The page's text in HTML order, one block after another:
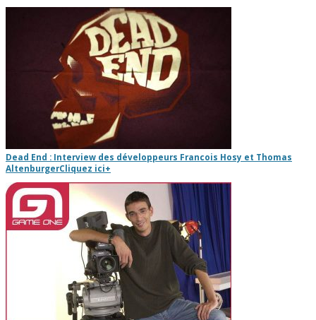
Dead End : Interview des développeurs Francois Hosy et Thomas
AltenburgerCliquez ici+